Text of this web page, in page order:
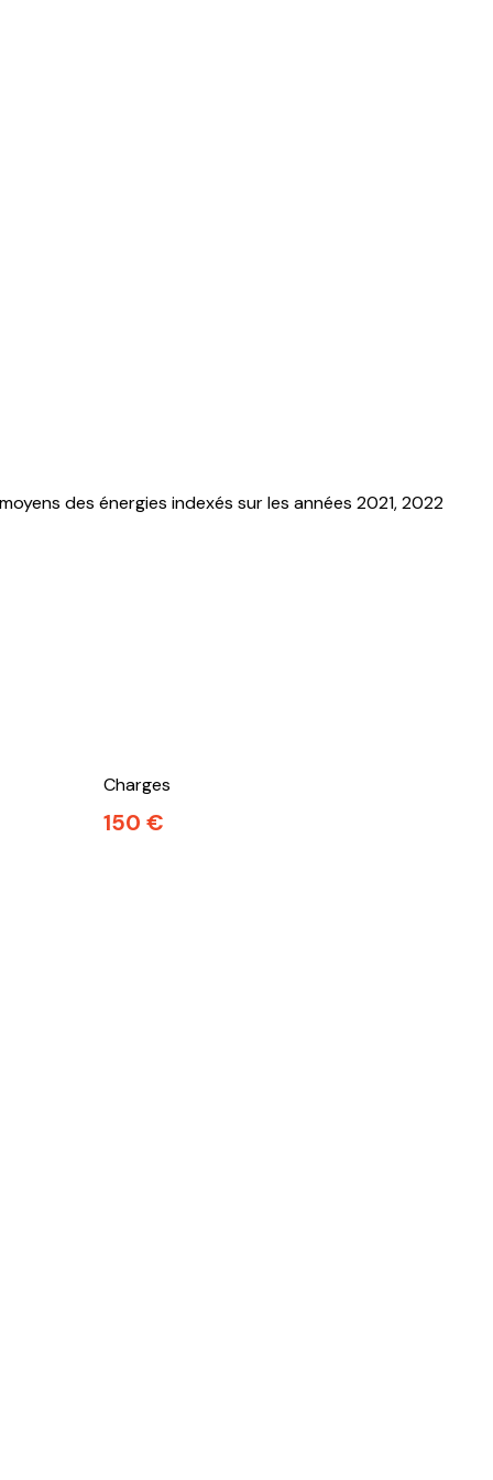
des énergies indexés sur les années 2021, 2022
Charges
150 €